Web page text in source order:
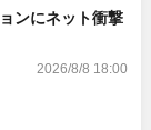
ンにネット衝撃
2026/8/8 18:00